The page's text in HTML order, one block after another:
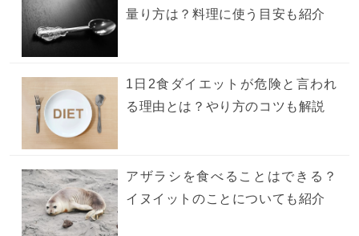
量り方は？料理に使う目安も紹介
1日2食ダイエットが危険と言われ
る理由とは？やり方のコツも解説
アザラシを食べることはできる？
イヌイットのことについても紹介